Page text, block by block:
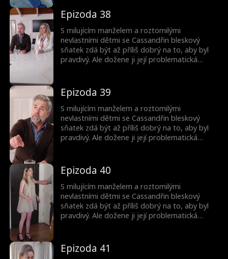
Epizoda 38
S milujícím manželem a roztomilými
nevlastními dětmi se Cassandřin bleskový
sňatek zdá být až příliš dobrý na to, aby byl
pravdivý. Ale dožene ji její problematická
Epizoda 39
S milujícím manželem a roztomilými
nevlastními dětmi se Cassandřin bleskový
sňatek zdá být až příliš dobrý na to, aby byl
pravdivý. Ale dožene ji její problematická
Epizoda 40
S milujícím manželem a roztomilými
nevlastními dětmi se Cassandřin bleskový
sňatek zdá být až příliš dobrý na to, aby byl
pravdivý. Ale dožene ji její problematická
Epizoda 41